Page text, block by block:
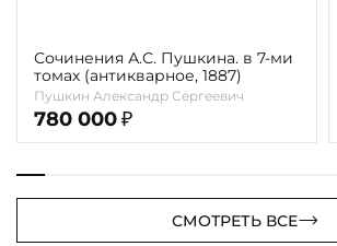
Сочинения А.С. Пушкина. в 7-ми
томах (антикварное, 1887)
Пушкин Александр Сергеевич
780 000 ₽
СМОТРЕТЬ ВСЕ